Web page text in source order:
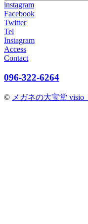
instagram
Facebook
Twitter
Tel
Instagram
Access
Contact
096-322-6264
© メガネの大宝堂 visio